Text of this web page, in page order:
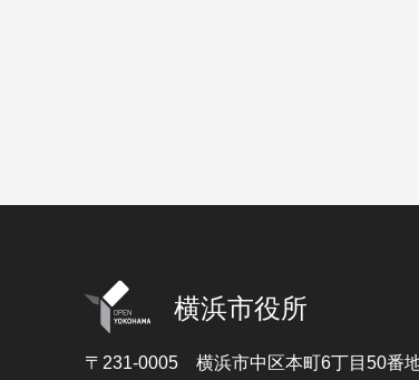
横浜市役所
〒231-0005 横浜市中区本町6丁目50番